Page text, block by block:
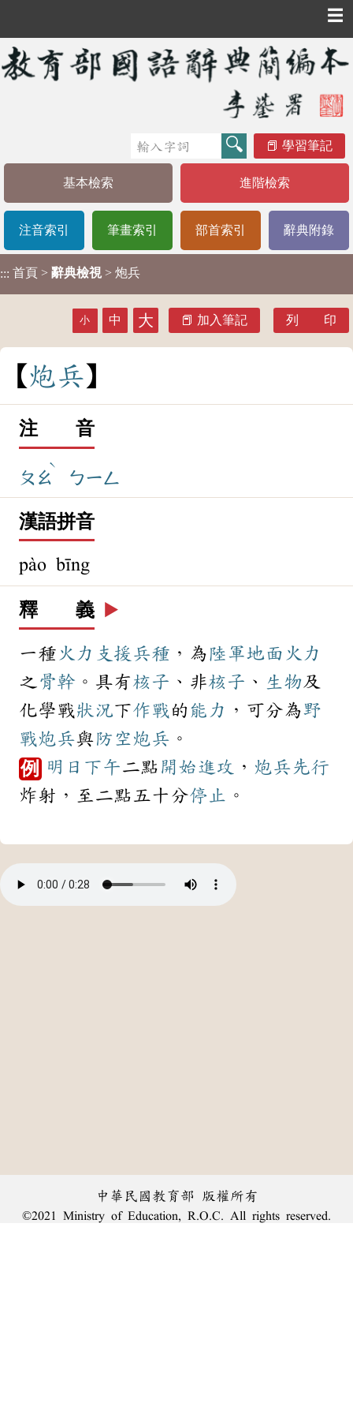
☰
學習筆記
基本檢索 進階檢索
注音索引 筆畫索引 部首索引 辭典附錄
::: 首頁 > 辭典檢視 > 炮兵
小 中 大 加入筆記 列 印
炮兵
注 音
ㄆㄠ
ˋ
ㄅㄧㄥ
漢語拼音
pào bīng
釋 義 ▶️
一種 火力 支援 兵種 ，為陸軍地面 火力
之骨幹 。具有核子 、非核子 、 生物及
化學戰狀況下作戰 的 能力 ，可分為野
戰炮兵與防空 炮兵 。
例 明日 下午二點 開始進攻 ， 炮兵先行
炸射，至二點五十分停止 。
中華民國教育部 版權所有
©2021 Ministry of Education, R.O.C. All rights reserved.